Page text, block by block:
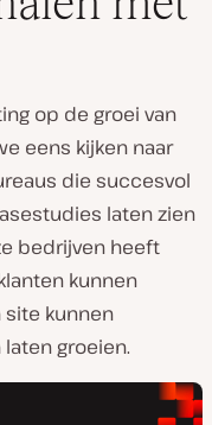
op de groei van
eens kijken naar
die succesvol
laten zien
bedrijven heeft
kunnen
site kunnen
groeien.